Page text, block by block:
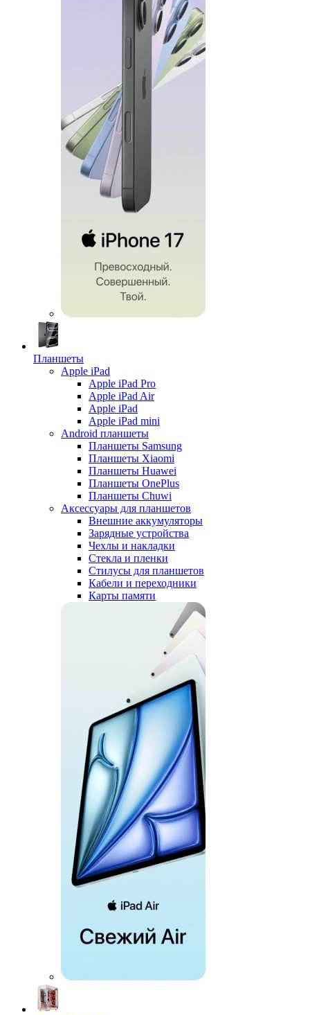
Планшеты
Apple iPad
Apple iPad Pro
Apple iPad Air
Apple iPad
Apple iPad mini
Android планшеты
Планшеты Samsung
Планшеты Xiaomi
Планшеты Huawei
Планшеты OnePlus
Планшеты Chuwi
Аксессуары для планшетов
Внешние аккумуляторы
Зарядные устройства
Чехлы и накладки
Стекла и пленки
Стилусы для планшетов
Кабели и переходники
Карты памяти